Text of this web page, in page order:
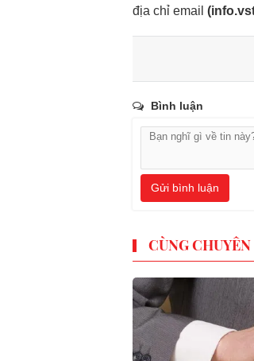
địa chỉ email (
Bình luận
Gửi bình luận
CÙNG